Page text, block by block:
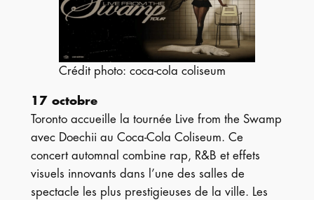
Crédit photo: coca-cola coliseum
17 octobre
Toronto accueille la tournée Live from the Swamp
avec Doechii au Coca-Cola Coliseum. Ce
concert automnal combine rap, R&B et effets
visuels innovants dans l’une des salles de
spectacle les plus prestigieuses de la ville. Les